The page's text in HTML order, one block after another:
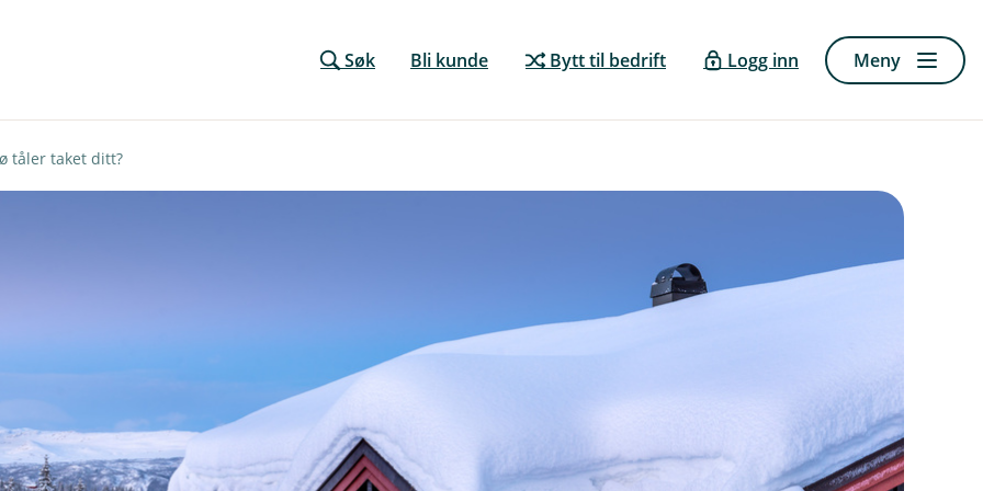
Søk Bli kunde Bytt til bedrift Logg inn Meny
tåler taket ditt?